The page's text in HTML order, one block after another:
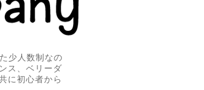
少人数制なの
ス、ベリーダ
に初心者から